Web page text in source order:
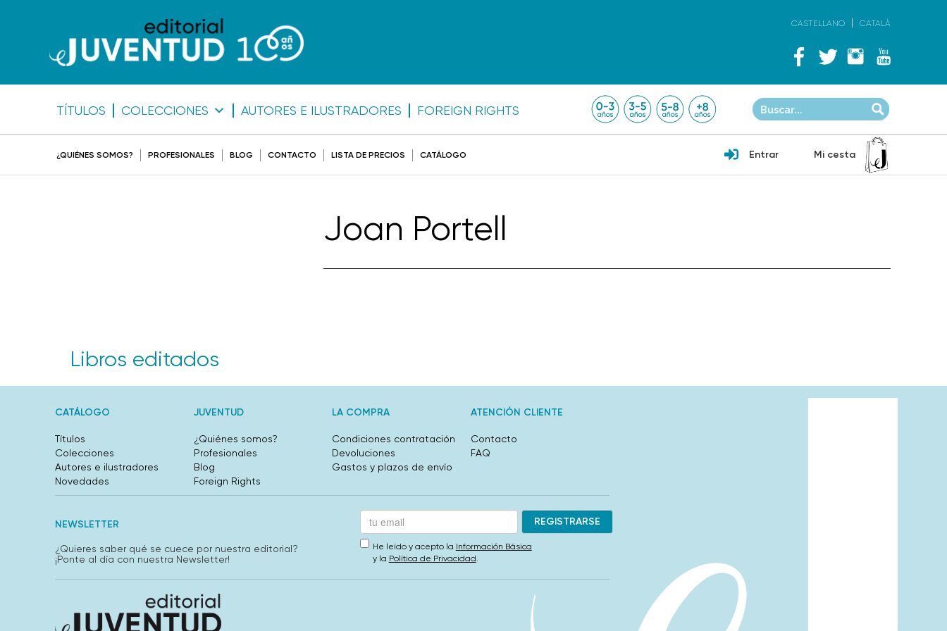
CASTELLANO CATALÀ
TÍTULOS COLECCIONES AUTORES E ILUSTRADORES FOREIGN RIGHTS
¿QUIÉNES SOMOS? PROFESIONALES BLOG CONTACTO LISTA DE PRECIOS CATÁLOGO Entrar Mi cesta
Joan Portell
Libros editados
CATÁLOGO
Títulos
Colecciones
Autores e ilustradores
Novedades
JUVENTUD
¿Quiénes somos?
Profesionales
Blog
Foreign Rights
LA COMPRA
Condiciones contratación
Devoluciones
Gastos y plazos de envío
ATENCIÓN CLIENTE
Contacto
FAQ
NEWSLETTER
¿Quieres saber qué se cuece por nuestra editorial?
¡Ponte al día con nuestra Newsletter!
He leído y acepto la Información Básica
y la Política de Privacidad.